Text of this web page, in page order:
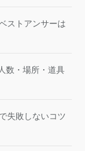
ストアンサーは
数・場所・道具
失敗しないコツ